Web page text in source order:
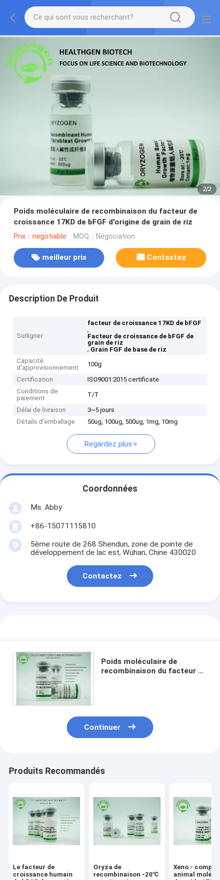
2/2
Poids moléculaire de recombinaison du facteur de
croissance 17KD de bFGF d'origine de grain de riz
Prix：negotiable MOQ：Négociation
meilleur prix Contactez
Description De Produit
Surligner
facteur de croissance 17KD de bFGF
,
Facteur de croissance de bFGF de
grain de riz
, Grain FGF de base de riz
Capacité
d'approvisionnement
100g
Certification
ISO9001:2015 certificate
Conditions de
paiement
T/T
Délai de livraison
3~5 jours
Détails d'emballage
50ug, 100ug, 500ug, 1mg, 10mg
Regardez plus
Coordonnées
Ms. Abby
+86-15071115810
5ème route de 268 Shendun, zone de pointe de
développement de lac est, Wuhan, Chine 430020
Contactez
Poids moléculaire de
recombinaison du facteur de
Continuer
Produits Recommandés
Le facteur de
croissance humain
Oryza de
recombinaison -20℃
Xeno -
animal